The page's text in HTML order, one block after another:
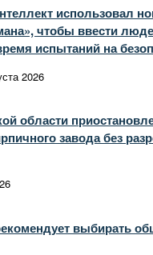
использовал
чтобы ввести
испытаний на
2026
области
завода без
выбирать